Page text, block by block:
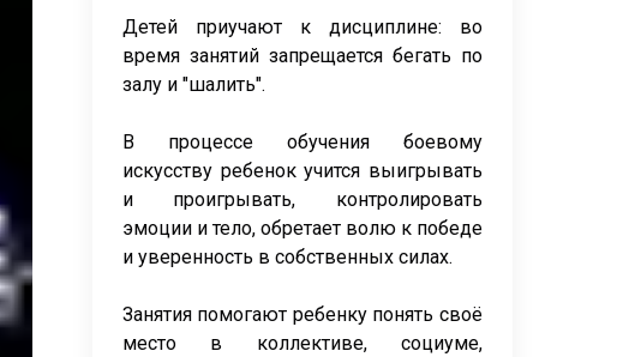
Детей приучают к дисциплине: во
время занятий запрещается бегать по
залу и "шалить".
В процессе обучения боевому
искусству ребенок учится выигрывать
и проигрывать, контролировать
эмоции и тело, обретает волю к победе
и уверенность в собственных силах.
Занятия помогают ребенку понять своё
место в коллективе, социуме,